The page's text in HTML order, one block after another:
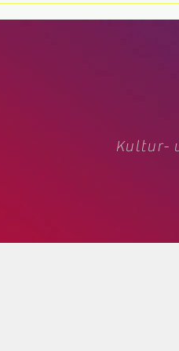
Kultur-